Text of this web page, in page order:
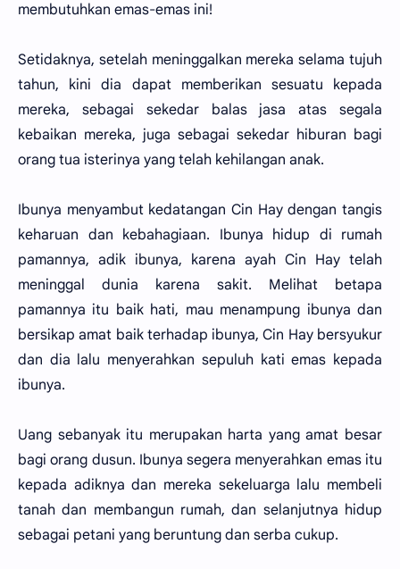
membutuhkan emas-emas ini!
Setidaknya, setelah meninggalkan mereka selama tujuh
tahun, kini dia dapat memberikan sesuatu kepada
mereka, sebagai sekedar balas jasa atas segala
kebaikan mereka, juga sebagai sekedar hiburan bagi
orang tua isterinya yang telah kehilangan anak.
Ibunya menyambut kedatangan Cin Hay dengan tangis
keharuan dan kebahagiaan. Ibunya hidup di rumah
pamannya, adik ibunya, karena ayah Cin Hay telah
meninggal dunia karena sakit. Melihat betapa
pamannya itu baik hati, mau menampung ibunya dan
bersikap amat baik terhadap ibunya, Cin Hay bersyukur
dan dia lalu menyerahkan sepuluh kati emas kepada
ibunya.
Uang sebanyak itu merupakan harta yang amat besar
bagi orang dusun. Ibunya segera menyerahkan emas itu
kepada adiknya dan mereka sekeluarga lalu membeli
tanah dan membangun rumah, dan selanjutnya hidup
sebagai petani yang beruntung dan serba cukup.